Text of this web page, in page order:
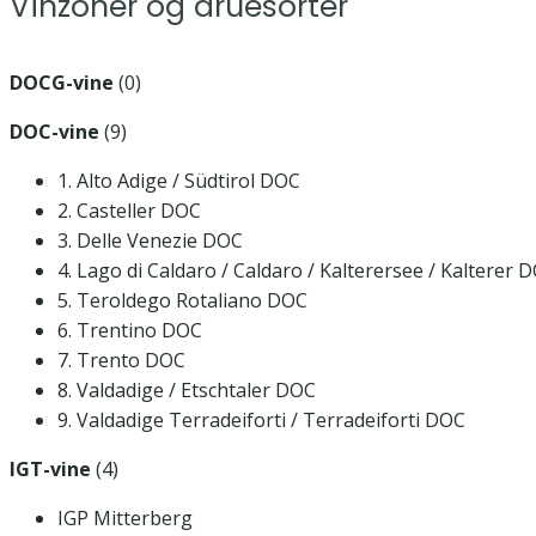
DOCG-vine (0)
DOC-vine (9)
1. Alto Adige / Südtirol DOC
2. Casteller DOC
3. Delle Venezie DOC
4. Lago di Caldaro / Caldaro / Kalterersee / Kalterer
5. Teroldego Rotaliano DOC
6. Trentino DOC
7. Trento DOC
8. Valdadige / Etschtaler DOC
9. Valdadige Terradeiforti / Terradeiforti DOC
IGT-vine (4)
IGP Mitterberg